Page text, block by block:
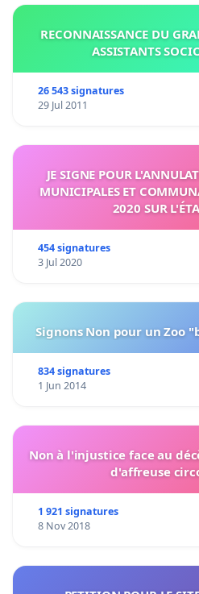
RECONNAISSANCE DU
ASSISTANTS
26 543 signatures
29 Jul 2011
JE SIGNE POUR
MUNICIPALES ET
2020 SUR
454 signatures
3 Jul 2020
Signons Non pour un Zoo
834 signatures
1 Jun 2014
Non à l'injustice face au
d'affreuse
1 921 signatures
8 Nov 2018